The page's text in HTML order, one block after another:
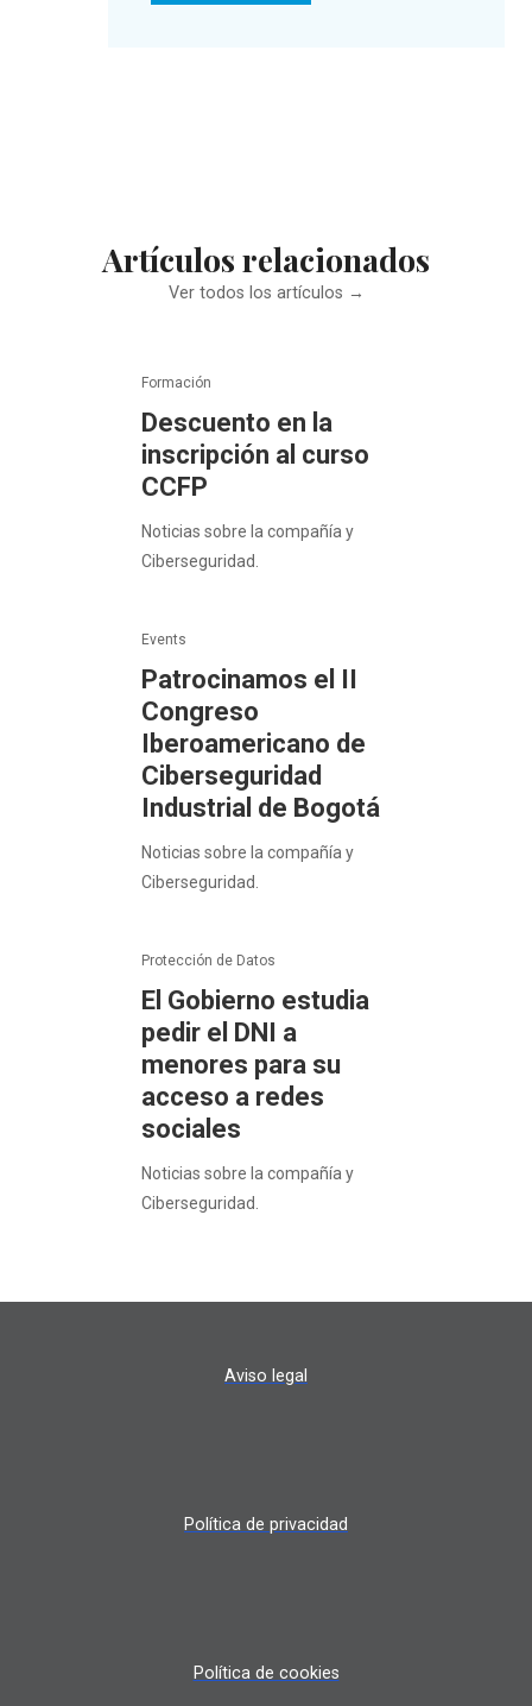
Artículos relacionados
Ver todos los artículos →
Formación
Descuento en la
inscripción al curso
CCFP
Noticias sobre la compañía y
Ciberseguridad.
Events
Patrocinamos el II
Congreso
Iberoamericano de
Ciberseguridad
Industrial de Bogotá
Noticias sobre la compañía y
Ciberseguridad.
Protección de Datos
El Gobierno estudia
pedir el DNI a
menores para su
acceso a redes
sociales
Noticias sobre la compañía y
Ciberseguridad.
Aviso legal
Política de privacidad
Política de cookies